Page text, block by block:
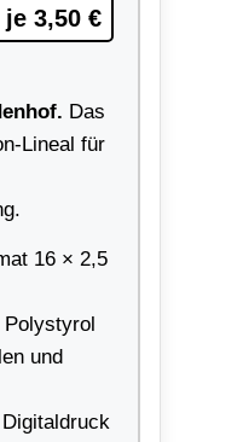
je 3,50 €
Das
Lineal für
16 × 2,5
und